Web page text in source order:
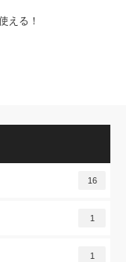
える！
16
1
1